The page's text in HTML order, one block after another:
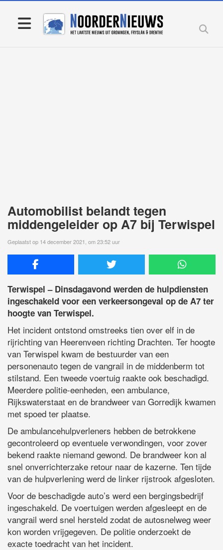
Automobilist belandt tegen
middengeleider op A7 bij Terwispel
Geplaatst op 14 december 2021, om 23:52 uur
Terwispel – Dinsdagavond werden de hulpdiensten
ingeschakeld voor een verkeersongeval op de A7 ter
hoogte van Terwispel.
Het incident ontstond omstreeks tien over elf in de
rijrichting van Heerenveen richting Drachten. Ter hoogte
van Terwispel kwam de bestuurder van een
personenauto tegen de vangrail in de middenberm tot
stilstand. Een tweede voertuig raakte ook beschadigd.
Meerdere politie-eenheden, een ambulance,
Rijkswaterstaat en de brandweer van Gorredijk kwamen
met spoed ter plaatse.
De ambulancehulpverleners hebben de betrokkene
gecontroleerd op eventuele verwondingen, voor zover
bekend raakte niemand gewond. De brandweer kon al
snel onverrichterzake retour naar de kazerne. Ten tijde
van de hulpverlening werd de linker rijstrook afgesloten.
Voor de beschadigde auto’s werd een bergingsbedrijf
ingeschakeld. De voertuigen werden afgesleept en de
vangrail werd snel hersteld zodat de autosnelweg weer
kon worden vrijgegeven. De politie onderzoekt de
exacte toedracht van het incident.